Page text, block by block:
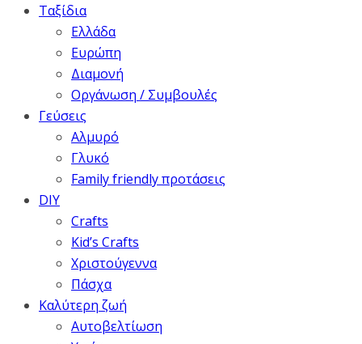
Ταξίδια
Ελλάδα
Ευρώπη
Διαμονή
Οργάνωση / Συμβουλές
Γεύσεις
Αλμυρό
Γλυκό
Family friendly προτάσεις
DIY
Crafts
Kid’s Crafts
Χριστούγεννα
Πάσχα
Καλύτερη ζωή
Αυτοβελτίωση